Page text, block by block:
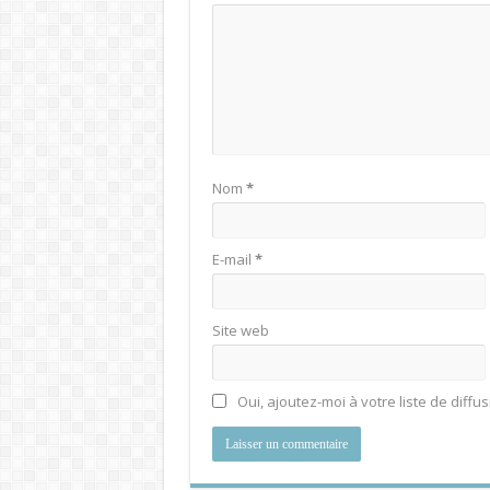
Nom *
E-mail *
Site web
Oui, ajoutez-moi à votre liste de